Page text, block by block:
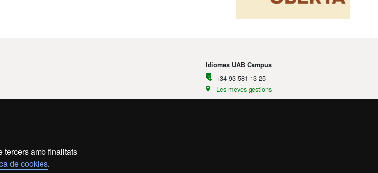
tercers amb finalitats
de cookies.
Idiomes UAB Campus
+34 93 581 13 25
Les meves gestions